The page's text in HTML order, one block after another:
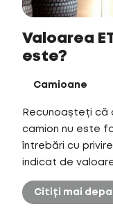
Valoarea
este?
Camioane
Recunoașteți că
camion nu este
întrebări cu
indicat de
Citiți mai